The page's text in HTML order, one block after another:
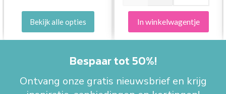
Bekijk alle opties In winkelwagentje
Bespaar tot 50%!
Ontvang onze gratis nieuwsbrief en krijg